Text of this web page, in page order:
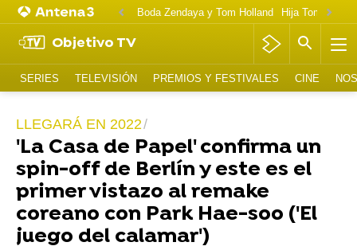
Boda Zendaya y Tom Holland Hija Tom
Objetivo TV
SERIES TELEVISIÓN PREMIOS Y FESTIVALES CINE
LLEGARÁ EN 2022
'La Casa de Papel' confirma un
spin-off de Berlín y este es el
primer vistazo al remake
coreano con Park Hae-soo ('El
juego del calamar')